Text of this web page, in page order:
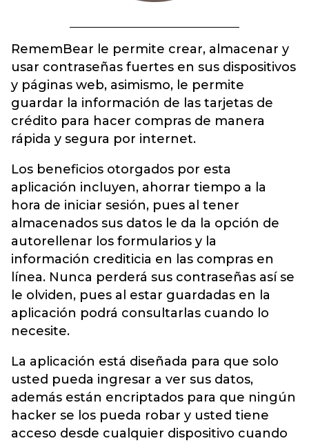
RememBear le permite crear, almacenar y
usar contraseñas fuertes en sus dispositivos
y páginas web, asimismo, le permite
guardar la información de las tarjetas de
crédito para hacer compras de manera
rápida y segura por internet.
Los beneficios otorgados por esta
aplicación incluyen, ahorrar tiempo a la
hora de iniciar sesión, pues al tener
almacenados sus datos le da la opción de
autorellenar los formularios y la
información crediticia en las compras en
línea. Nunca perderá sus contraseñas así se
le olviden, pues al estar guardadas en la
aplicación podrá consultarlas cuando lo
necesite.
La aplicación está diseñada para que solo
usted pueda ingresar a ver sus datos,
además están encriptados para que ningún
hacker se los pueda robar y usted tiene
acceso desde cualquier dispositivo cuando